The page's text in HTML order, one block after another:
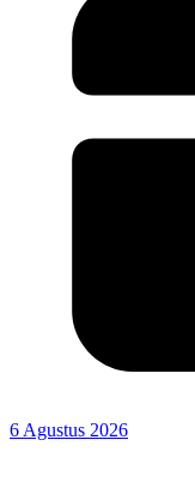
6 Agustus 2026